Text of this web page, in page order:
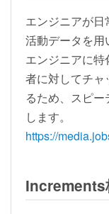
エンジニアが
活動データを用
エンジニアに
者に対してチャ
るため、スピ
します。
https://
Increments